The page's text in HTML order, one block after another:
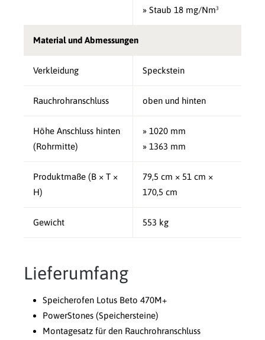
» Staub 18 mg/Nm³
Material und Abmessungen
Verkleidung Speckstein
Rauchrohranschluss oben und hinten
Höhe Anschluss hinten
(Rohrmitte)
» 1020 mm
» 1363 mm
Produktmaße (B × T ×
H)
79,5 cm × 51 cm ×
170,5 cm
Gewicht 553 kg
Lieferumfang
Speicherofen Lotus Beto 470M+
PowerStones (Speichersteine)
Montagesatz für den Rauchrohranschluss